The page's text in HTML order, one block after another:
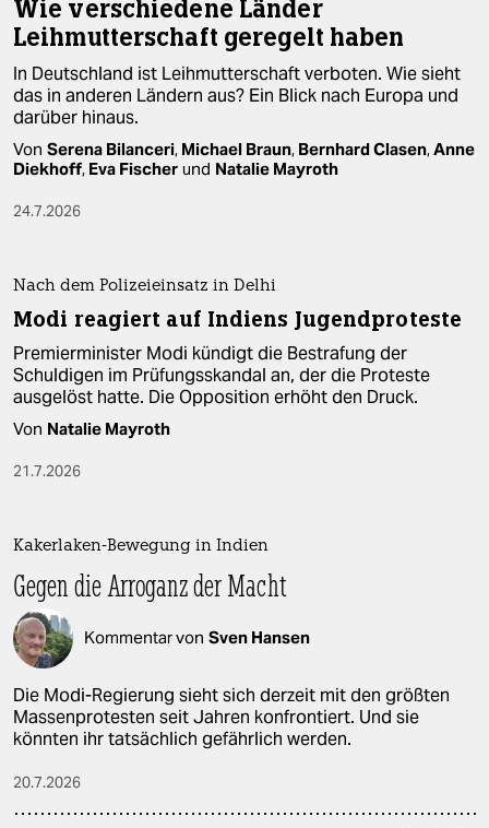
Wie verschiedene Länder
Leihmutterschaft geregelt haben
In Deutschland ist Leihmutterschaft verboten. Wie sieht
das in anderen Ländern aus? Ein Blick nach Europa und
darüber hinaus.
Von Serena Bilanceri, Michael Braun, Bernhard Clasen,Anne
Diekhoff, Eva Fischer und Natalie Mayroth
24.7.2026
Nach dem Polizeieinsatz in Delhi
Modi reagiert auf Indiens Jugendproteste
Premierminister Modi kündigt die Bestrafung der
Schuldigen im Prüfungsskandal an, der die Proteste
ausgelöst hatte. Die Opposition erhöht den Druck.
Von Natalie Mayroth
21.7.2026
Kakerlaken-Bewegung in Indien
Gegen die Arroganz der Macht
Kommentar von Sven Hansen
Die Modi-Regierung sieht sich derzeit mit den größten
Massenprotesten seit Jahren konfrontiert. Und sie
könnten ihr tatsächlich gefährlich werden.
20.7.2026